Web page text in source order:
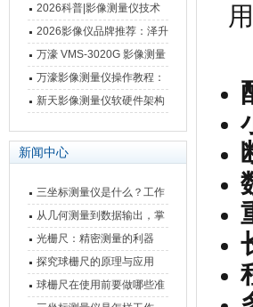
仪万濠数据处理器数显表故
障维修方法
2026科普|影像测量仪技术
原理、分类及选型应用
2026影像仪品牌推荐：泽升
影像测量仪选型指南
万濠 VMS-3020G 影像测量
仪技术规格与应用解析
万濠影像测量仪操作教程：
从开机到出报告，新手也能
新天影像测量仪软硬件架构
新闻中心
三坐标测量仪是什么？工作
原理、分类与核心功能一次
讲清
从几何测量到数据输出，掌
握万濠影像测量仪的六大核
心能力
光栅尺：精密测量的利器
探究球栅尺的原理与应用
球栅尺在使用前要做哪些准